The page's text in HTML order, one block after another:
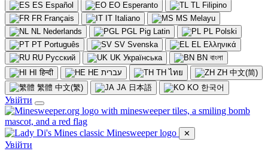
ES Español EO Esperanto TL Filipino
FR Français IT Italiano MS Melayu
NL Nederlands PGL Pig Latin PL Polski
PT Português SV Svenska EL Ελληνικά
RU Русский UK Українська BN বাংলা
HI हिन्दी HE עברית TH ไทย ZH 中文(简)
繁體 中文(繁) JA 日本語 KO 한국어
Увійти
✕
Увійти